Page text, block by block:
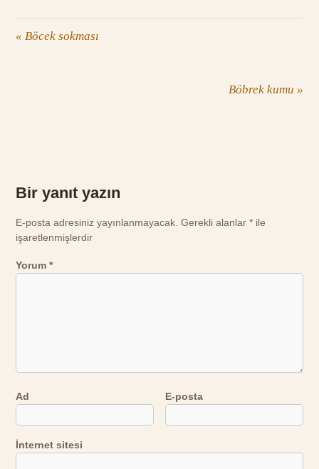
« Böcek sokması
Böbrek kumu »
Bir yanıt yazın
E-posta adresiniz yayınlanmayacak. Gerekli alanlar* ile
işaretlenmişlerdir
Yorum*
Ad E-posta
İnternet sitesi